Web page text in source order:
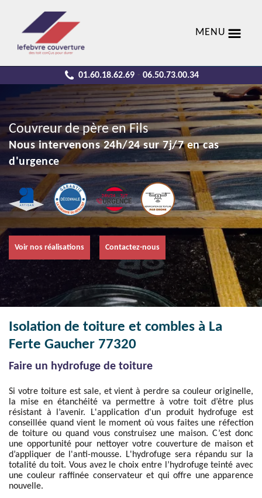
MENU
01.60.18.62.69 - 06.50.73.00.34
Couvreur de père en Fils
Nous intervenons 24h/24 sur 7j/7 en cas
d'urgence
Voir nos réalisations Contactez-nous
Isolation de toiture et combles à La
Ferte Gaucher 77320
Faire un hydrofuge de toiture
Si votre toiture est sale, et vient à perdre sa couleur originelle,
la mise en étanchéité va permettre à votre toit d’être plus
résistant à l’avenir. L'application d'un produit hydrofuge est
conseillée quand vient le moment où vous faites une réfection
de toiture ou quand vous construisez une maison. C’est donc
une opportunité pour nettoyer votre couverture de maison et
d’appliquer de l'anti-mousse. L'hydrofuge sera répandu sur la
totalité du toit. Vous avez le choix entre l’hydrofuge teinté avec
une couleur raffinée conservateur et qui offre une apparence
nouvelle.